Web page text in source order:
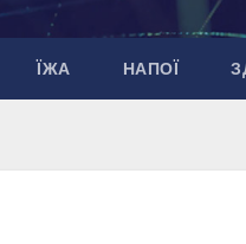
ЇЖА НАПОЇ